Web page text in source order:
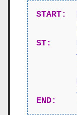
START:
ST:
END: